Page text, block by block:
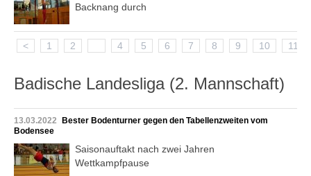
Backnang durch
< 1 2 4 5 6 7 8 9 10 11
Badische Landesliga (2. Mannschaft)
13.03.2022
Bester Bodenturner gegen den Tabellenzweiten vom
Bodensee
Saisonauftakt nach zwei Jahren
Wettkampfpause